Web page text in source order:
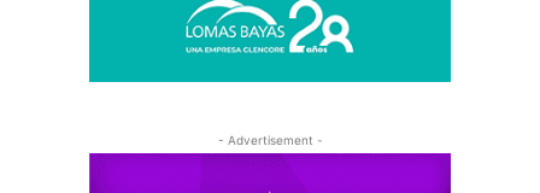
- Advertisement -